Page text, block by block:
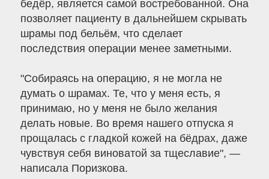
бедёр, является самой востребованной. Она
позволяет пациенту в дальнейшем скрывать
шрамы под бельём, что сделает
последствия операции менее заметными.
"Собираясь на операцию, я не могла не
думать о шрамах. Те, что у меня есть, я
принимаю, но у меня не было желания
делать новые. Во время нашего отпуска я
прощалась с гладкой кожей на бёдрах, даже
чувствуя себя виноватой за тщеславие", —
написала Поризкова.